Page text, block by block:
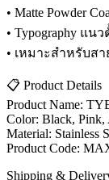
• Matte Powder
• Typography แน
• เหมาะสำหรับสา
📋 Product Details
Product Name:
Color: Black, Pink,
Material: Stainless
Product Code:
Shipping &